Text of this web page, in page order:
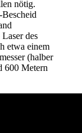
nötig.
des
etwa einem
(halber
600 Metern